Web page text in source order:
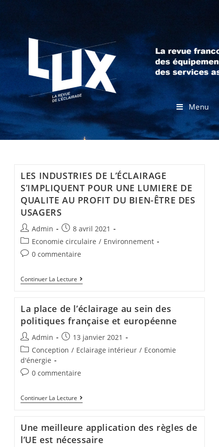
Menu
LES INDUSTRIES DE L’ÉCLAIRAGE
S’IMPLIQUENT POUR UNE LUMIERE DE
QUALITE AU PROFIT DU BIEN-ÊTRE DES
USAGERS
Admin
8 avril 2021
Economie circulaire / Environnement
0 commentaire
Continuer La Lecture
La place de l’éclairage au sein des
politiques française et européenne
Admin
13 janvier 2021
Conception / Eclairage intérieur / Economie
d'énergie
0 commentaire
Continuer La Lecture
Une meilleure application des règles de
l’UE est nécessaire